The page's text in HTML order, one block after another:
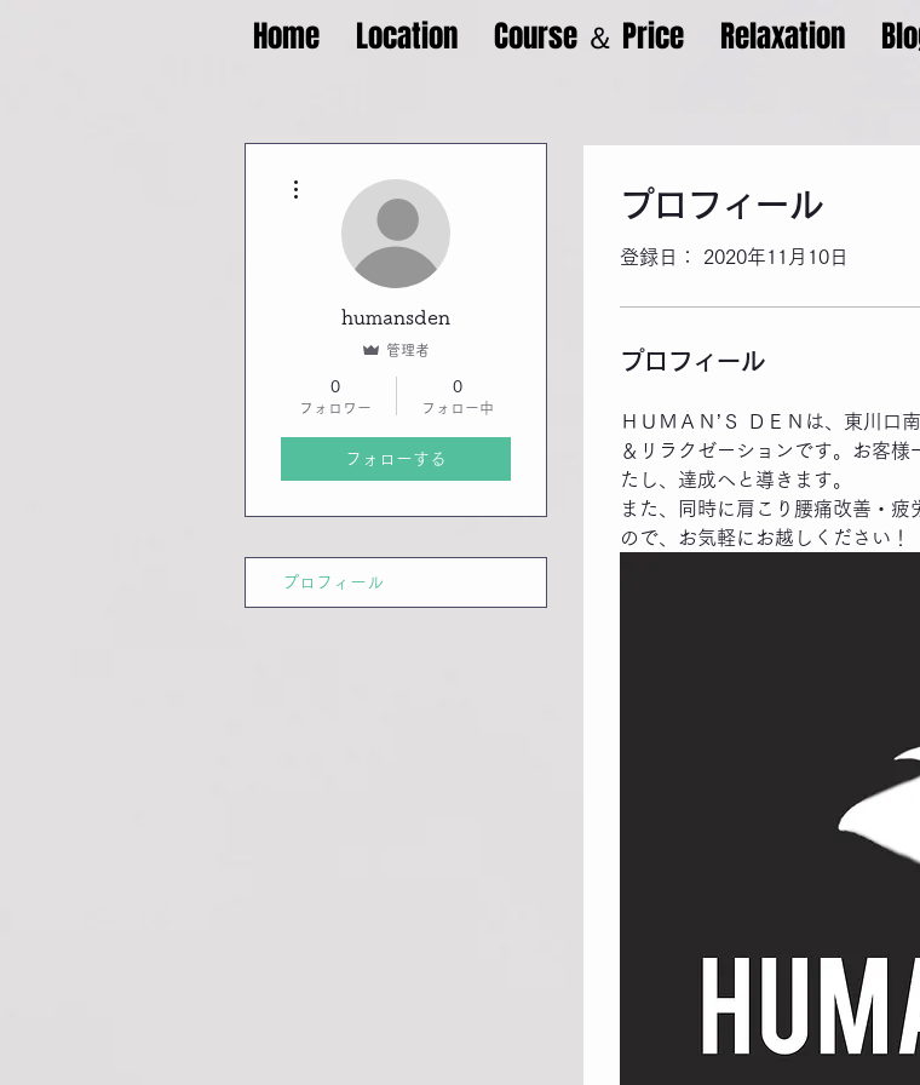
Home Location Course ＆ Price Relaxation
プロフィール
登録日： 2020年11月10日
プロフィール
ＨＵＭＡＮ’Ｓ ＤＥＮは、東川口
＆リラクゼーションです。お客
たし、達成へと導きます。
また、同時に肩こり腰痛改善・
ので、お気軽にお越しください！
humansden
管理者
0
フォロワー
0
フォロー中
フォローする
プロフィール